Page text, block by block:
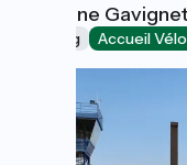
Domaine
Tasting Accueil Vélo